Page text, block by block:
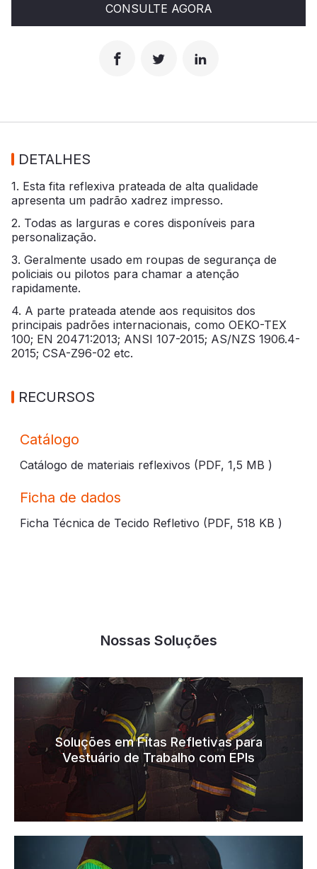
CONSULTE AGORA
DETALHES
1. Esta fita reflexiva prateada de alta qualidade
apresenta um padrão xadrez impresso.
2. Todas as larguras e cores disponíveis para
personalização.
3. Geralmente usado em roupas de segurança de
policiais ou pilotos para chamar a atenção
rapidamente.
4. A parte prateada atende aos requisitos dos
principais padrões internacionais, como OEKO-TEX
100; EN 20471:2013; ANSI 107-2015; AS/NZS 1906.4-
2015; CSA-Z96-02 etc.
RECURSOS
Catálogo
Catálogo de materiais reflexivos (PDF, 1,5 MB )
Ficha de dados
Ficha Técnica de Tecido Refletivo (PDF, 518 KB )
Nossas Soluções
Soluções em Fitas Refletivas para
Vestuário de Trabalho com EPIs